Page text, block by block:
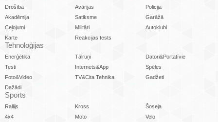
Drošība Avārijas
Policija
Akadēmija
Satiksme
Garāžā
Ceļojumi
Militāri
Autoklubi
Karte
Reakcijas tests
Tehnoloģijas
Enerģētika Tālruņi
Datori&Portatīvie
Testi
Internets&App
Spēles
Foto&Video
TV&Cita Tehnika
Gadžeti
Dažādi
Sports
Rallijs Kross
Šoseja
4x4
Moto
Velo